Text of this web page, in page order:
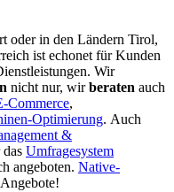
oder in den Ländern Tirol,
ist echonet für Kunden
Wir
nicht nur, wirberaten auch
Commerce,
Optimierung. Auch
&
Umfragesystem
angeboten. Native-